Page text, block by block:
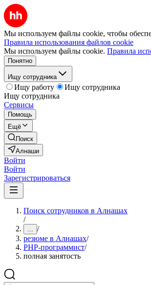
Мы используем файлы cookie, чтобы
Правила использования файлов cookie
Мы используем файлы cookie. Правила
Понятно
Ищу сотрудника
Ищу работу
Ищу сотрудника
Ищу сотрудника
Сервисы
Помощь
Ещё
Поиск
Алнаши
Войти
Войти
Зарегистрироваться
Поиск сотрудников в Алнашах
/
... /
резюме в Алнашах/
PHP-программист/
полная занятость